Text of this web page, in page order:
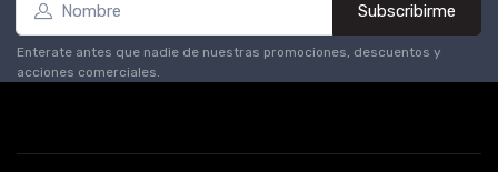
Subscribirme
Enterate antes que nadie de nuestras promociones, descuentos y
acciones comerciales.